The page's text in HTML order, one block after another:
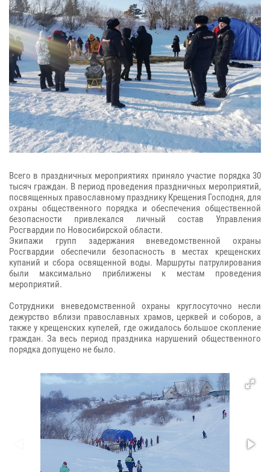
Всего в праздничных мероприятиях приняло участие порядка 30
тысяч граждан. В период проведения праздничных мероприятий,
посвященных православному празднику Крещения Господня, для
охраны общественного порядка и обеспечения общественной
безопасности привлекался личный состав Управления
Росгвардии по Новосибирской области.
Экипажи групп задержания вневедомственной охраны
Росгвардии обеспечили безопасность в местах крещенских
купаний и сбора освященной воды. Маршруты патрулирования
были максимально приближены к местам проведения
мероприятий.
Сотрудники вневедомственной охраны круглосуточно несли
дежурство вблизи православных храмов, церквей и соборов, а
также у крещенских купелей, где ожидалось большое скопление
граждан. За весь период праздника нарушений общественного
порядка допущено не было.